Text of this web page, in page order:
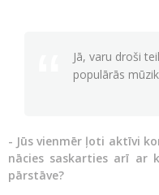
Jā, varu droši
populārās
- Jūs vienmēr ļoti aktīvi
nācies saskarties arī ar
pārstāve?